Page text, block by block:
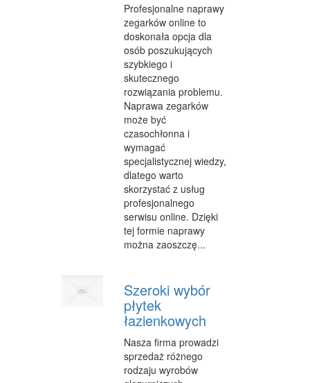
SPRZĘT MEDYCZNY
STRONY WWW
OPROGRAMOWANIE
KONTAKT
Profesjonalne naprawy
zegarków online to
doskonała opcja dla
osób poszukujących
szybkiego i
skutecznego
rozwiązania problemu.
Naprawa zegarków
może być
czasochłonna i
wymagać
specjalistycznej wiedzy,
dlatego warto
skorzystać z usług
profesjonalnego
serwisu online. Dzięki
tej formie naprawy
można zaoszczę...
Szeroki wybór
płytek
łazienkowych
Nasza firma prowadzi
sprzedaż różnego
rodzaju wyrobów